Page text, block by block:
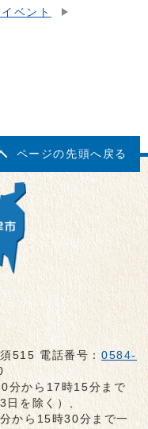
ベント
ページの先頭へ戻る
515 電話番号：0584-
分から17時15分まで
日を除く）、
から15時30分まで一